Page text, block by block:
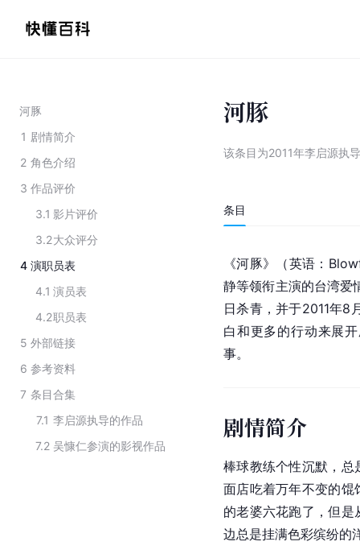
河豚
1 剧情简介
2 角色介绍
3 作品评价
3.1 影片评价
3.2大众评分
4 演职员表
4.1 演员表
4.2职员表
5 外部链接
6 参考资料
7 条目合集
7.1 李启源执导的作品
7.2 吴慷仁参演的影视作品
河豚
该条目为2011年李启源执
条目
《河豚》（英语 ：
静等领衔主演的台湾
日杀青，并于2011年8
白和更多的行动来展
事。
剧情简介
棒球教练个性沉默，总
面店吃着万年不变的馄
的老婆六花跑了，但
边总是挂满色彩缤纷的